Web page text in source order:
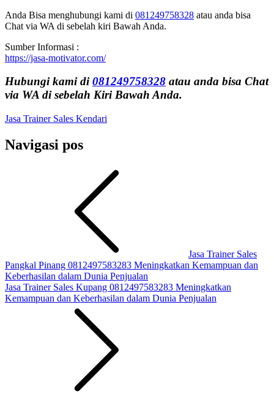
Anda Bisa menghubungi kami di 081249758328 atau anda bisa
Chat via WA di sebelah kiri Bawah Anda.
Sumber Informasi :
https://jasa-motivator.com/
Hubungi kami di081249758328 atau anda bisa Chat
via WA di sebelah Kiri Bawah Anda.
Jasa Trainer Sales Kendari
Navigasi pos
Jasa Trainer Sales
Pangkal Pinang 0812497583283 Meningkatkan Kemampuan dan
Keberhasilan dalam Dunia Penjualan
Jasa Trainer Sales Kupang 0812497583283 Meningkatkan
Kemampuan dan Keberhasilan dalam Dunia Penjualan